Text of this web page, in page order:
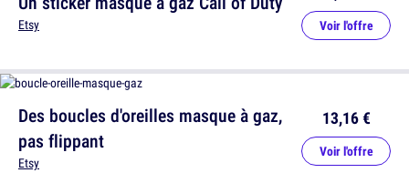
Des boucles d'oreilles masque à gaz,
pas flippant
Etsy
13,16 €
Voir l'offre
Etsy Voir l'offre